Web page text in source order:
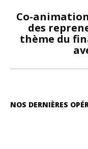
Co-
des
thème du
NOS DERNIÈRES